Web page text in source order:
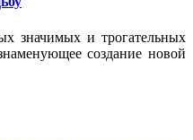
значимых и трогательных
создание новой